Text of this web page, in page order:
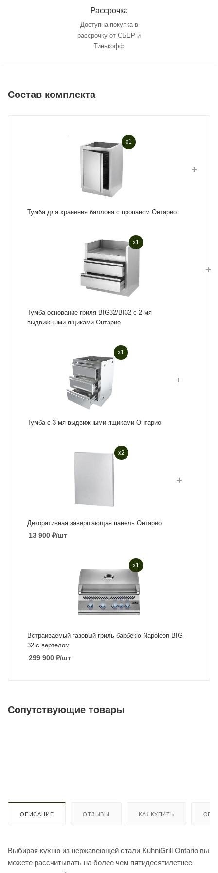
Рассрочка
Доступна покупка в
рассрочку от СБЕР и
Тинькофф
Состав комплекта
x1
Тумба для хранения баллона с пропаном Онтарио
x1
Тумба-основание гриля BIG32/BI32 с 2-мя
выдвижными ящиками Онтарио
x1
Тумба с 3-мя выдвижными ящиками Онтарио
x2
Декоративная завершающая панель Онтарио
13 900₽/шт
x1
Встраиваемый газовый гриль барбекю Napoleon BIG-
32 с вертелом
299 900₽/шт
Сопутствующие товары
ОПИСАНИЕ ОТЗЫВЫ КАК КУПИТЬ
Выбирая кухню из нержавеющей стали KuhniGrill Ontario вы
можете рассчитывать на более чем пятидесятилетнее